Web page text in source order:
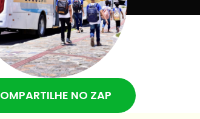
NO ZAP